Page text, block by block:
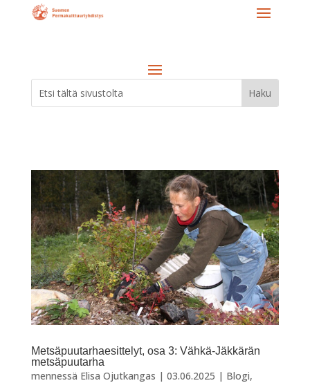
Metsäpuutarhaesittelyt, osa 3: Vähkä-Jäkkärän
metsäpuutarha
mennessä Elisa Ojutkangas | 03.06.2025 | Blogi,